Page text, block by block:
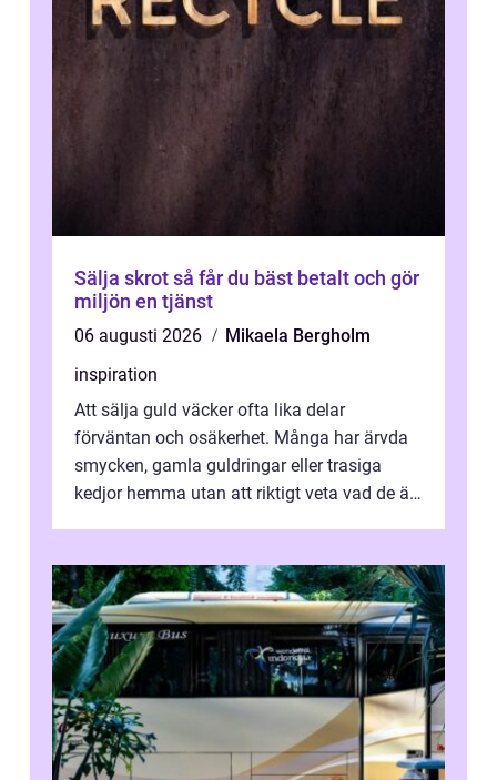
Sälja skrot så får du bäst betalt och gör
miljön en tjänst
06 augusti 2026
Mikaela Bergholm
inspiration
Att sälja guld väcker ofta lika delar
förväntan och osäkerhet. Många har ärvda
smycken, gamla guldringar eller trasiga
kedjor hemma utan att riktigt veta vad de är